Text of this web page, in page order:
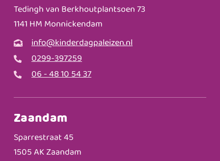
Tedingh van Berkhoutplantsoen 73
1141 HM Monnickendam
info@kinderdagpaleizen.nl
0299-397259
06 - 48 10 54 37
Zaandam
Sparrestraat 45
1505 AK Zaandam